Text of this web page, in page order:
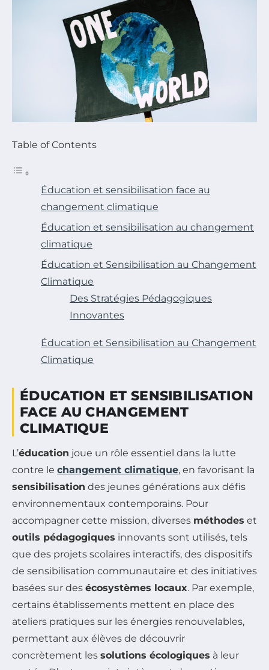
Table of Contents
Éducation et sensibilisation face au
changement climatique
Éducation et sensibilisation au changement
climatique
Éducation et Sensibilisation au Changement
Climatique
Des Stratégies Pédagogiques
Innovantes
Éducation et Sensibilisation au Changement
Climatique
ÉDUCATION ET SENSIBILISATION
FACE AU CHANGEMENT
CLIMATIQUE
L’éducation joue un rôle essentiel dans la lutte
contre le changement climatique, en favorisant la
sensibilisation des jeunes générations aux défis
environnementaux contemporains. Pour
accompagner cette mission, diverses méthodes et
outils pédagogiques innovants sont utilisés, tels
que des projets scolaires interactifs, des dispositifs
de sensibilisation communautaire et des initiatives
basées sur des écosystèmes locaux. Par exemple,
certains établissements mettent en place des
ateliers pratiques sur les énergies renouvelables,
permettant aux élèves de découvrir
concrètement les solutions écologiques à leur